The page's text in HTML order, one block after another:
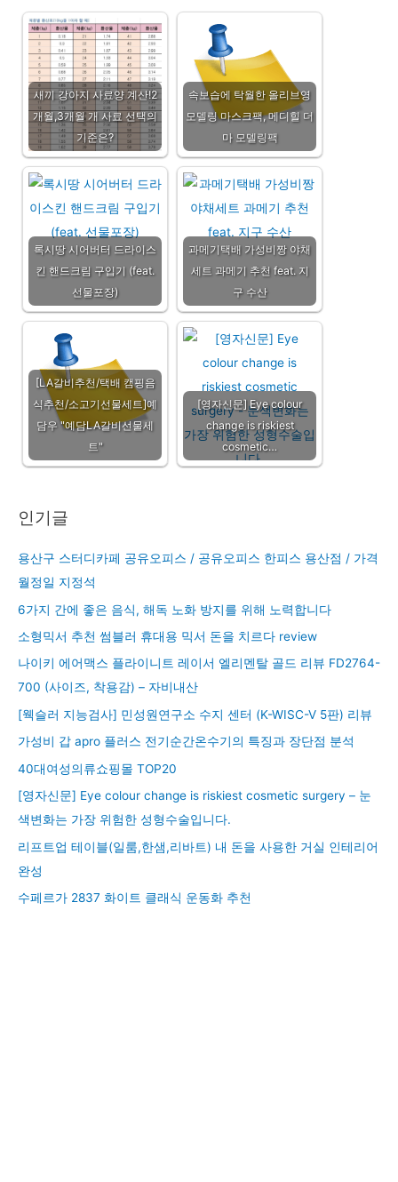
새끼 강아지 사료양 계산!2
개월,3개월 개 사료 선택의
기준은?
속보습에 탁월한 올리브영
모델링 마스크팩, 메디힐 더
마 모델링팩
록시땅 시어버터 드라이스
킨 핸드크림 구입기 (feat.
선물포장)
과메기택배 가성비짱 야채
세트 과메기 추천 feat. 지
구 수산
[LA갈비추천/택배 캠핑음
식추천/소고기선물세트]예
담우 "예담LA갈비선물세
트"
[영자신문] Eye colour
change is riskiest
cosmetic…
인기글
용산구 스터디카페 공유오피스 / 공유오피스 한피스 용산점 / 가격
월정일 지정석
6가지 간에 좋은 음식, 해독 노화 방지를 위해 노력합니다
소형믹서 추천 썸블러 휴대용 믹서 돈을 치르다 review
나이키 에어맥스 플라이니트 레이서 엘리멘탈 골드 리뷰 FD2764-
700 (사이즈, 착용감) – 자비내산
[웩슬러 지능검사] 민성원연구소 수지 센터 (K-WISC-V 5판) 리뷰
가성비 갑 apro 플러스 전기순간온수기의 특징과 장단점 분석
40대여성의류쇼핑몰 TOP20
[영자신문] Eye colour change is riskiest cosmetic surgery – 눈
색변화는 가장 위험한 성형수술입니다.
리프트업 테이블(일룸,한샘,리바트) 내 돈을 사용한 거실 인테리어
완성
수페르가 2837 화이트 클래식 운동화 추천